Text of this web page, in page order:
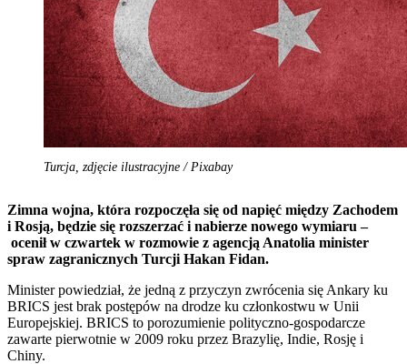
Turcja, zdjęcie ilustracyjne / Pixabay
Zimna wojna, która rozpoczęła się od napięć między Zachodem
i Rosją, będzie się rozszerzać i nabierze nowego wymiaru –
ocenił w czwartek w rozmowie z agencją Anatolia minister
spraw zagranicznych Turcji Hakan Fidan.
Minister powiedział, że jedną z przyczyn zwrócenia się Ankary ku
BRICS jest brak postępów na drodze ku członkostwu w Unii
Europejskiej. BRICS to porozumienie polityczno-gospodarcze
zawarte pierwotnie w 2009 roku przez Brazylię, Indie, Rosję i
Chiny.